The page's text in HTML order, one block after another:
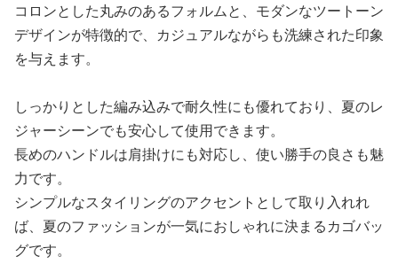
コロンとした丸みのあるフォルムと、モダンなツートーン
デザインが特徴的で、カジュアルながらも洗練された印象
を与えます。
しっかりとした編み込みで耐久性にも優れており、夏のレ
ジャーシーンでも安心して使用できます。
長めのハンドルは肩掛けにも対応し、使い勝手の良さも魅
力です。
シンプルなスタイリングのアクセントとして取り入れれ
ば、夏のファッションが一気におしゃれに決まるカゴバッ
グです。